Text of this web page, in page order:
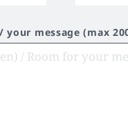
message (max